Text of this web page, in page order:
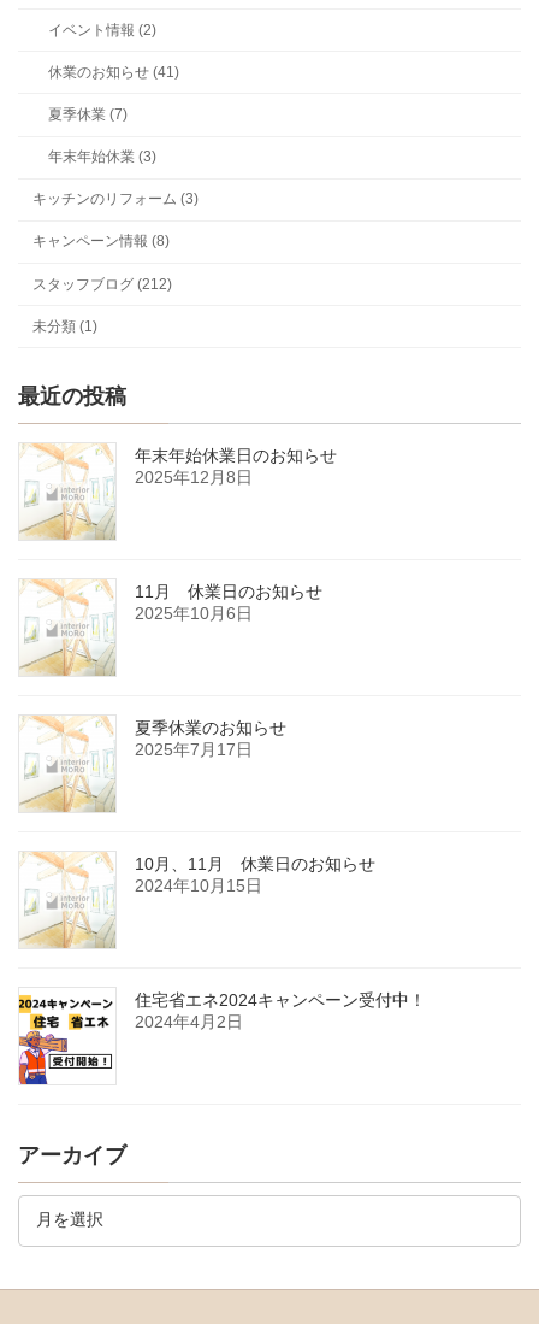
イベント情報 (2)
休業のお知らせ (41)
夏季休業 (7)
年末年始休業 (3)
キッチンのリフォーム (3)
キャンペーン情報 (8)
スタッフブログ (212)
未分類 (1)
最近の投稿
年末年始休業日のお知らせ
2025年12月8日
11月 休業日のお知らせ
2025年10月6日
夏季休業のお知らせ
2025年7月17日
10月、11月 休業日のお知らせ
2024年10月15日
住宅省エネ2024キャンペーン受付中！
2024年4月2日
アーカイブ
ア